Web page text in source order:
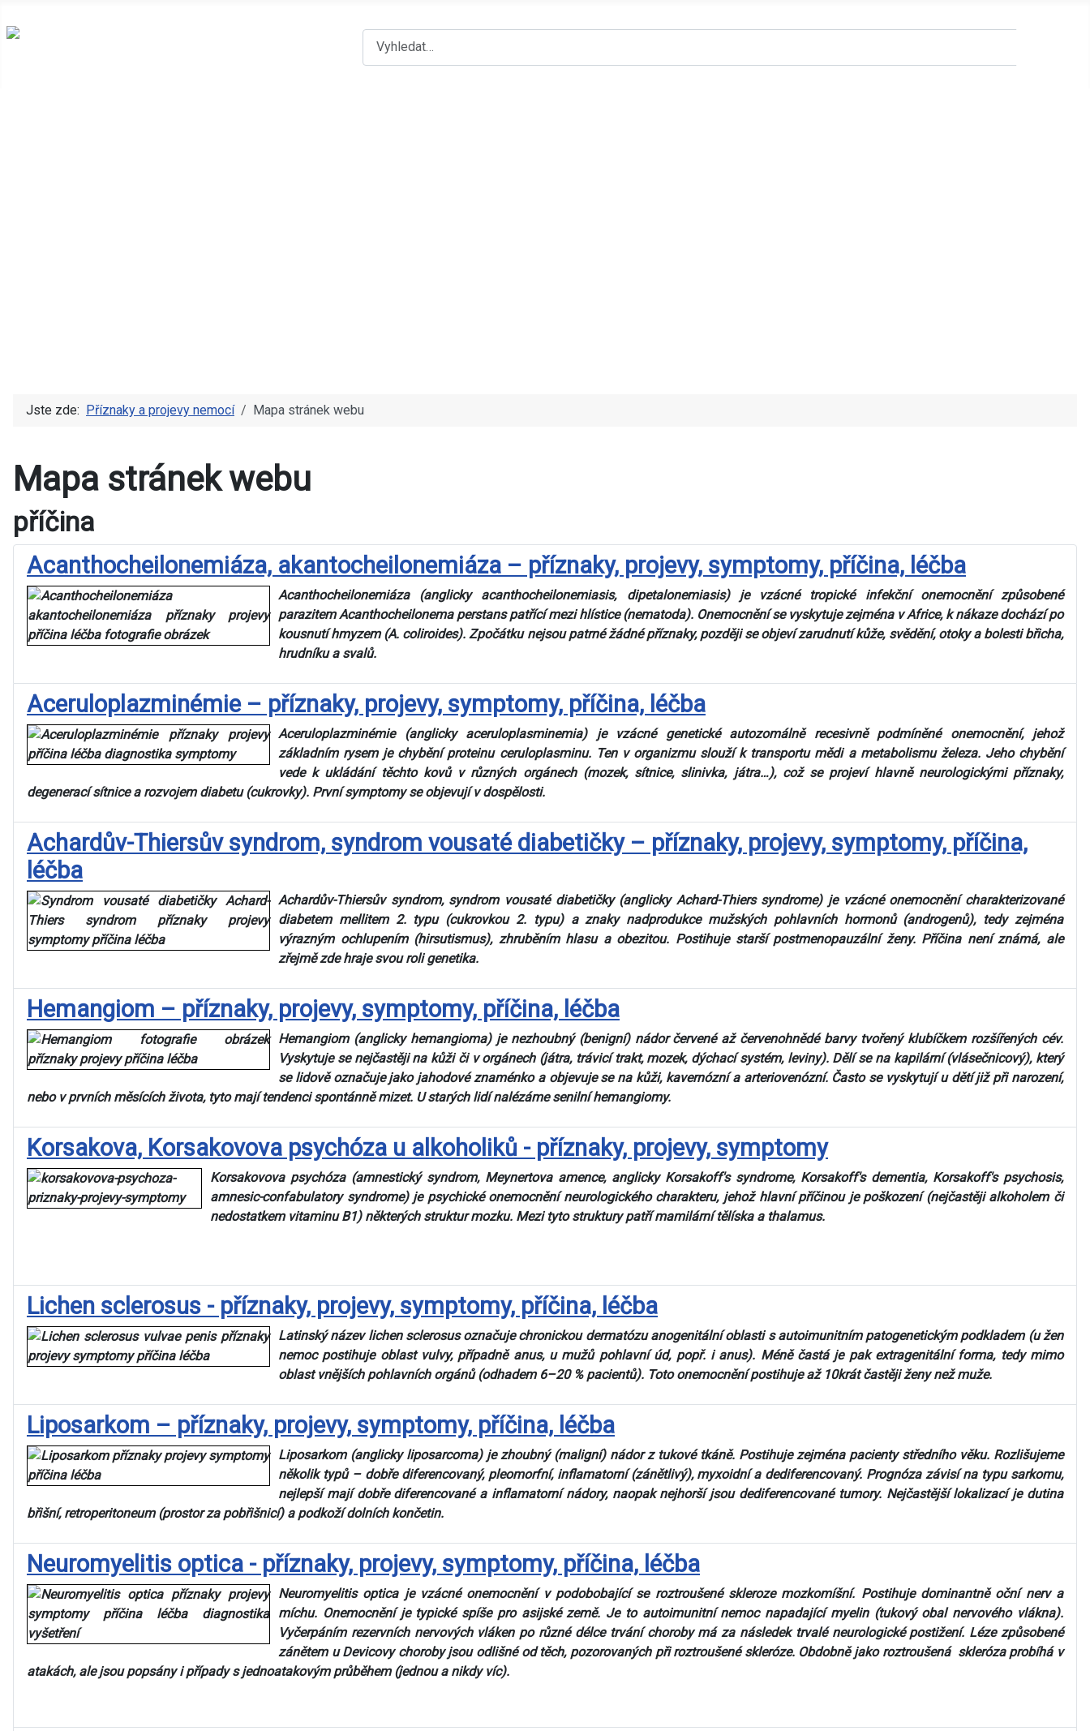
Jste zde: Příznaky a projevy nemocí Mapa stránek webu
Mapa stránek webu
příčina
Acanthocheilonemiáza, akantocheilonemiáza – příznaky, projevy, symptomy, příčina, léčba
Acanthocheilonemiáza (anglicky acanthocheilonemiasis, dipetalonemiasis) je vzácné tropické infekční onemocnění způsobené
parazitem Acanthocheilonema perstans patřící mezi hlístice (nematoda). Onemocnění se vyskytuje zejména v Africe, k nákaze dochází po
kousnutí hmyzem (A. coliroides). Zpočátku nejsou patrné žádné příznaky, později se objeví zarudnutí kůže, svědění, otoky a bolesti břicha,
hrudníku a svalů.
Aceruloplazminémie – příznaky, projevy, symptomy, příčina, léčba
Aceruloplazminémie (anglicky aceruloplasminemia) je vzácné genetické autozomálně recesivně podmíněné onemocnění, jehož
základním rysem je chybění proteinu ceruloplasminu. Ten v organizmu slouží k transportu mědi a metabolismu železa. Jeho chybění
vede k ukládání těchto kovů v různých orgánech (mozek, sítnice, slinivka, játra…), což se projeví hlavně neurologickými příznaky,
degenerací sítnice a rozvojem diabetu (cukrovky). První symptomy se objevují v dospělosti.
Achardův-Thiersův syndrom, syndrom vousaté diabetičky – příznaky, projevy, symptomy, příčina,
léčba
Achardův-Thiersův syndrom, syndrom vousaté diabetičky (anglicky Achard-Thiers syndrome) je vzácné onemocnění charakterizované
diabetem mellitem 2. typu (cukrovkou 2. typu) a znaky nadprodukce mužských pohlavních hormonů (androgenů), tedy zejména
výrazným ochlupením (hirsutismus), zhruběním hlasu a obezitou. Postihuje starší postmenopauzální ženy. Příčina není známá, ale
zřejmě zde hraje svou roli genetika.
Hemangiom – příznaky, projevy, symptomy, příčina, léčba
Hemangiom (anglicky hemangioma) je nezhoubný (benigní) nádor červené až červenohnědé barvy tvořený klubíčkem rozšířených cév.
Vyskytuje se nejčastěji na kůži či v orgánech (játra, trávicí trakt, mozek, dýchací systém, leviny). Dělí se na kapilární (vlásečnicový), který
se lidově označuje jako jahodové znaménko a objevuje se na kůži, kavernózní a arteriovenózní. Často se vyskytují u dětí již při narození,
nebo v prvních měsících života, tyto mají tendenci spontánně mizet. U starých lidí nalézáme senilní hemangiomy.
Korsakova, Korsakovova psychóza u alkoholiků - příznaky, projevy, symptomy
Korsakovova psychóza (amnestický syndrom, Meynertova amence, anglicky Korsakoff's syndrome, Korsakoff's dementia, Korsakoff's psychosis,
amnesic-confabulatory syndrome) je psychické onemocnění neurologického charakteru, jehož hlavní příčinou je poškození (nejčastěji alkoholem či
nedostatkem vitaminu B1) některých struktur mozku. Mezi tyto struktury patří mamilární tělíska a thalamus.
Lichen sclerosus - příznaky, projevy, symptomy, příčina, léčba
Latinský název lichen sclerosus označuje chronickou dermatózu anogenitální oblasti s autoimunitním patogenetickým podkladem (u žen
nemoc postihuje oblast vulvy, případně anus, u mužů pohlavní úd, popř. i anus). Méně častá je pak extragenitální forma, tedy mimo
oblast vnějších pohlavních orgánů (odhadem 6–20 % pacientů). Toto onemocnění postihuje až 10krát častěji ženy než muže.
Liposarkom – příznaky, projevy, symptomy, příčina, léčba
Liposarkom (anglicky liposarcoma) je zhoubný (maligní) nádor z tukové tkáně. Postihuje zejména pacienty středního věku. Rozlišujeme
několik typů – dobře diferencovaný, pleomorfní, inflamatorní (zánětlivý), myxoidní a dediferencovaný. Prognóza závisí na typu sarkomu,
nejlepší mají dobře diferencované a inflamatorní nádory, naopak nejhorší jsou dediferencované tumory. Nejčastější lokalizací je dutina
břišní, retroperitoneum (prostor za pobřišnicí) a podkoží dolních končetin.
Neuromyelitis optica - příznaky, projevy, symptomy, příčina, léčba
Neuromyelitis optica je vzácné onemocnění v podobobající se roztroušené skleroze mozkomíšní. Postihuje dominantně oční nerv a
míchu. Onemocnění je typické spíše pro asijské země. Je to autoimunitní nemoc napadající myelin (tukový obal nervového vlákna).
Vyčerpáním rezervních nervových vláken po různé délce trvání choroby má za následek trvalé neurologické postižení. Léze způsobené
zánětem u Devicovy choroby jsou odlišné od těch, pozorovaných při roztroušené skleróze. Obdobně jako roztroušená skleróza probíhá v
atakách, ale jsou popsány i případy s jednoatakovým průběhem (jednou a nikdy víc).